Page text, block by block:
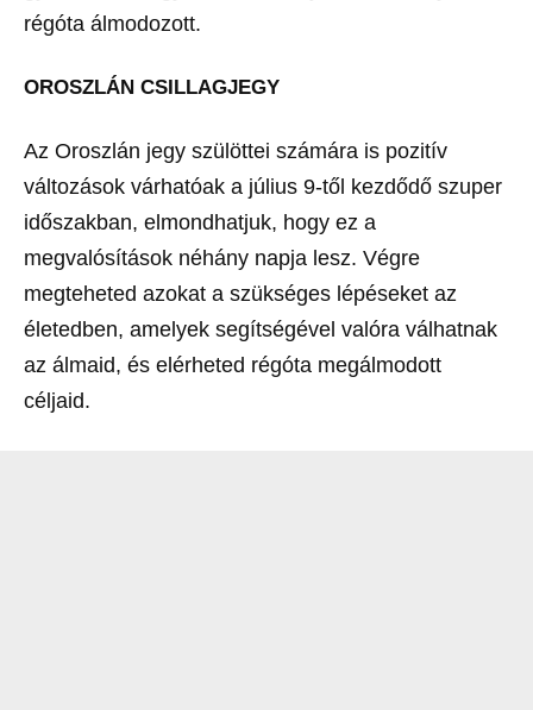
régóta álmodozott.
OROSZLÁN CSILLAGJEGY
Az Oroszlán jegy szülöttei számára is pozitív
változások várhatóak a július 9-től kezdődő szuper
időszakban, elmondhatjuk, hogy ez a
megvalósítások néhány napja lesz. Végre
megteheted azokat a szükséges lépéseket az
életedben, amelyek segítségével valóra válhatnak
az álmaid, és elérheted régóta megálmodott
céljaid.